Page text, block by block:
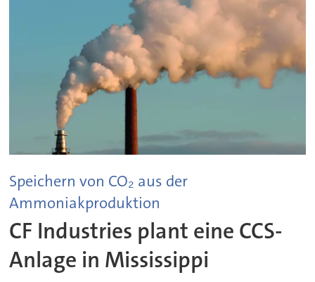
Speichern von CO₂ aus der
Ammoniakproduktion
CF Industries plant eine CCS-
Anlage in Mississippi